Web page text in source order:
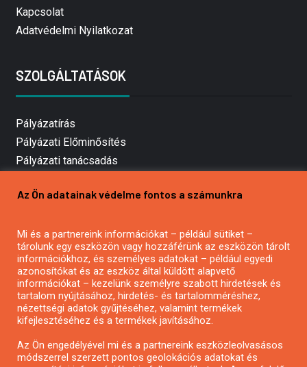
Kapcsolat
Adatvédelmi Nyilatkozat
SZOLGÁLTATÁSOK
Pályázatírás
Pályázati Előminősítés
Pályázati tanácsadás
Mezőgazdasági pályázatírás
Pályázatírás civil szervezeteknek
Pályázatírás önkormányzatoknak
Pályázatfigyelés
Specifikus pályázatfigyelés vagy hírlevél
Az Ön adatainak védelme fontos a számunkra
Mi és a partnereink információkat – például sütiket –
tárolunk egy eszközön vagy hozzáférünk az eszközön tárolt
információkhoz, és személyes adatokat – például egyedi
azonosítókat és az eszköz által küldött alapvető
információkat – kezelünk személyre szabott hirdetések és
tartalom nyújtásához, hirdetés- és tartalomméréshez,
nézettségi adatok gyűjtéséhez, valamint termékek
kifejlesztéséhez és a termékek javításához.
Az Ön engedélyével mi és a partnereink eszközleolvasásos
módszerrel szerzett pontos geolokációs adatokat és